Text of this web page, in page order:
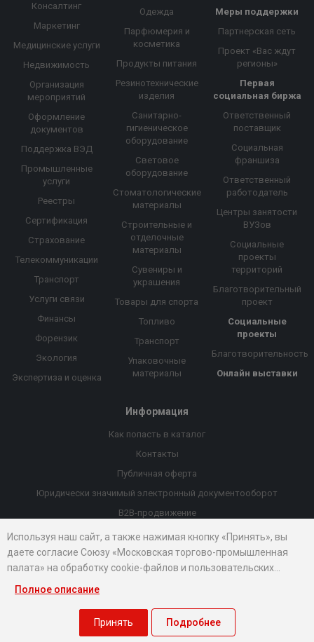
Консалтинг
Маркетинг
Медицинские услуги
Недвижимость
Организация
мероприятий
Оформление
документов
Поддержка ВЭД
Промышленные
услуги
Реестры
Сертификация
Страхование
Телекоммуникации
Транспорт
Услуги связи
Финансы
Форензик
Экология
Экспертиза и оценка
Одежда
Парфюмерия и
косметика
Продукты питания
Резинотехнические
изделия
Санитарно-
гигиеническое
оборудование
Световое
оборудование
Стоматологические
материалы
Строительные и
отделочные
материалы
Сувениры и
украшения
Товары для спорта
Топливо
Транспорт
Упаковочные
материалы
Меры поддержки
Партнерская сеть
Проект «Вас ждут
регионы»
Первая
социальная биржа
Ответственный
поставщик
Социальная
франшиза
Ответственный
работодатель
Центры занятости
ВУЗов
Социальные
проекты
территорий
Благотворительный
проект
Социальные
проекты
Благотворительность
Онлайн выставки
Информация
Как попасть в каталог
Контакты
Публичная оферта
Юридически значимый электронный документооборот
B2B-продвижение
Порекомендовать компанию
Онлайн выставки
Рейтинг компаний
© 2026 Все права защищены. Правовые документы
Используя наш сайт, а также нажимая кнопку «Принять», вы
даете согласие Союзу «Московская торгово-промышленная
палата» на обработку cookie-файлов и пользовательских
данных...
Полное описание
Принять Подробнее